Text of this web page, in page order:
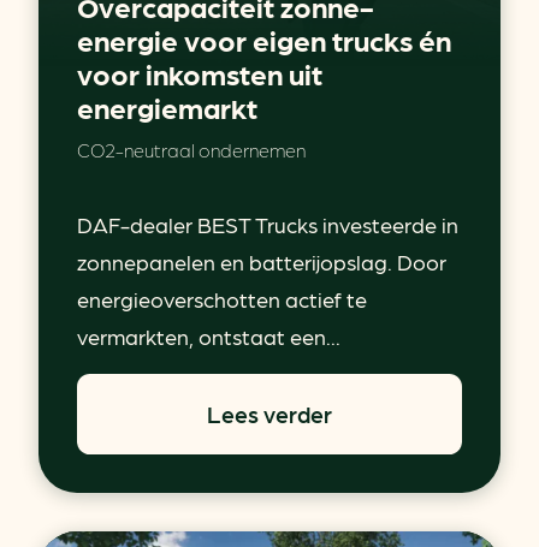
energie voor eigen trucks én
voor inkomsten uit
energiemarkt
CO2-neutraal ondernemen
DAF-dealer BEST Trucks investeerde in
zonnepanelen en batterijopslag. Door
energieoverschotten actief te
vermarkten, ontstaat een...
Lees verder